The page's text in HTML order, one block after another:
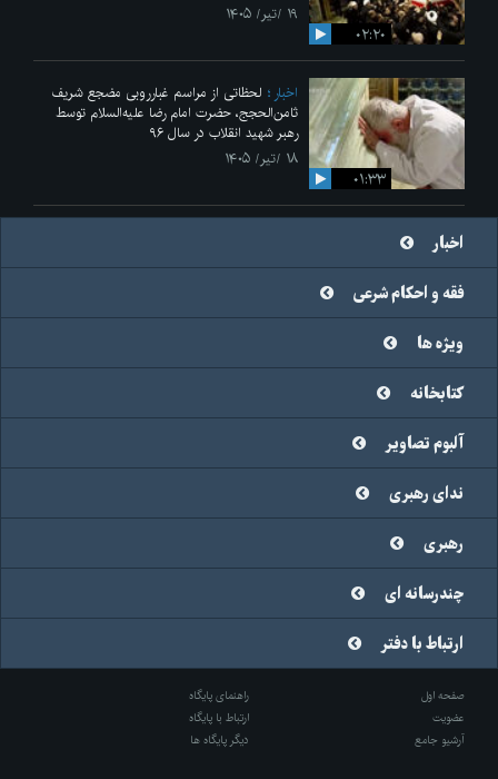
۰۲:۲۰
۱۹ /تیر/ ۱۴۰۵
۰۱:۳۳
اخبار
لحظاتی از مراسم غبارروبی مضجع شریف
ثامن‌الحجج، حضرت امام رضا علیه‌السلام توسط
رهبر شهید انقلاب در سال ۹۶
۱۸ /تیر/ ۱۴۰۵
اخبار
فقه و احکام شرعی
ویژه ها
کتابخانه
آلبوم تصاویر
ندای رهبری
رهبری
چندرسانه ای
ارتباط با دفتر
صفحه اول
راهنمای پایگاه
عضویت
ارتباط با پایگاه
آرشیو جامع
دیگر پایگاه ها